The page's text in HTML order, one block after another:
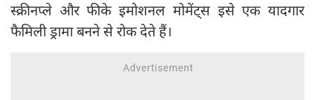
स्क्रीनप्ले और फीके इमोशनल मोमेंट्स इसे एक यादगार
फैमिली ड्रामा बनने से रोक देते हैं।